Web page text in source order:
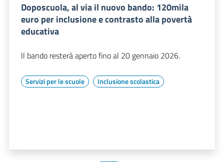
Doposcuola, al via il nuovo bando: 120mila
euro per inclusione e contrasto alla povertà
educativa
Il bando resterà aperto fino al 20 gennaio 2026.
Servizi per le scuole Inclusione scolastica